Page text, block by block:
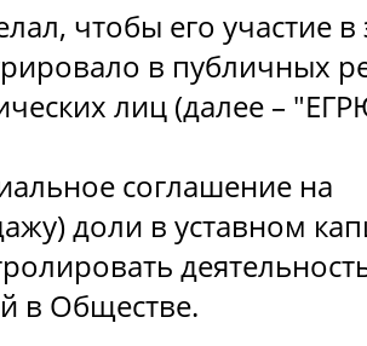
чтобы его участие в
в публичных
лиц (далее –
соглашение на
доли в уставном
в Обществе.